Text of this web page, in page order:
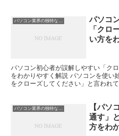
パソコン業界の独特な言い回し
パソコ
「クロ
い方を
パソコン初心者が誤解しやすい「ク
をわかりやすく解説 パソコンを使い
をクローズしてください」と言われ
パソコン業界の独特な言い回し
【パソ
通す」
方をわ